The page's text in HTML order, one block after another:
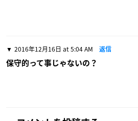
2016年12月16日 at 5:04 AM 返信
保守的って事じゃないの？